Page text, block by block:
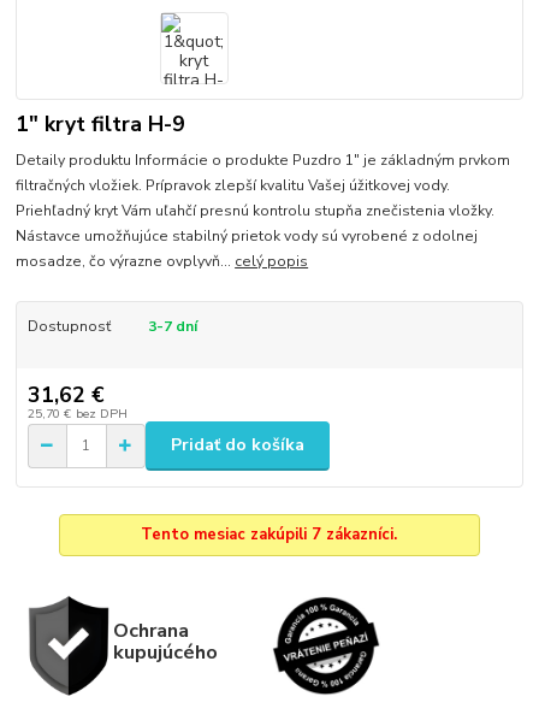
1" kryt filtra H-9
Detaily produktu Informácie o produkte Puzdro 1" je základným prvkom
filtračných vložiek. Prípravok zlepší kvalitu Vašej úžitkovej vody.
Priehľadný kryt Vám uľahčí presnú kontrolu stupňa znečistenia vložky.
Nástavce umožňujúce stabilný prietok vody sú vyrobené z odolnej
mosadze, čo výrazne ovplyvň... celý popis
Dostupnosť 3-7 dní
31,62 €
25,70 € bez DPH
Pridať do košíka
Tento mesiac zakúpili 7 zákazníci.
Ochrana
kupujúcého